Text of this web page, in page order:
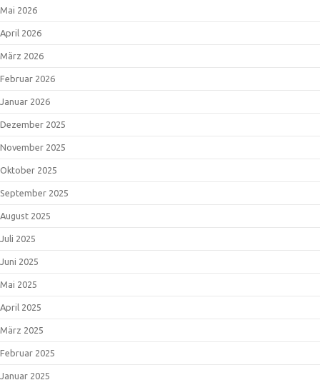
Mai 2026
April 2026
März 2026
Februar 2026
Januar 2026
Dezember 2025
November 2025
Oktober 2025
September 2025
August 2025
Juli 2025
Juni 2025
Mai 2025
April 2025
März 2025
Februar 2025
Januar 2025